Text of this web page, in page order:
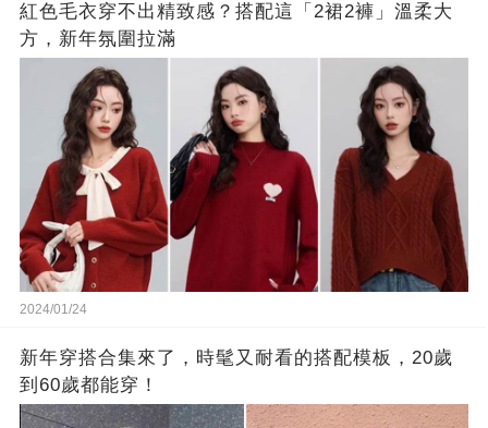
紅色毛衣穿不出精致感？搭配這「2裙2褲」溫柔大
方，新年氛圍拉滿
2024/01/24
新年穿搭合集來了，時髦又耐看的搭配模板，20歲
到60歲都能穿！